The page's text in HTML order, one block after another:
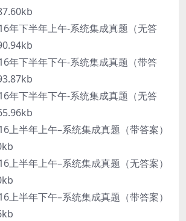
年下半年上午-系统集成真题（无答
年下半年下午-系统集成真题（带答
年下半年下午-系统集成真题（无答
半年上午–系统集成真题（带答案）
半年上午–系统集成真题（无答案）
半年下午–系统集成真题（带答案）